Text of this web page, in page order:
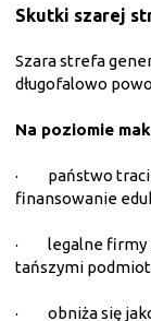
Skutki szarej
Szara strefa
długofalowo
Na poziomie
· państwo
finansowanie
· legalne firmy
tańszymi
· obniża się